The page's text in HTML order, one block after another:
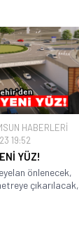
HABERLERİ
19:52
YÜZ!
önlenecek,
çıkarılacak,